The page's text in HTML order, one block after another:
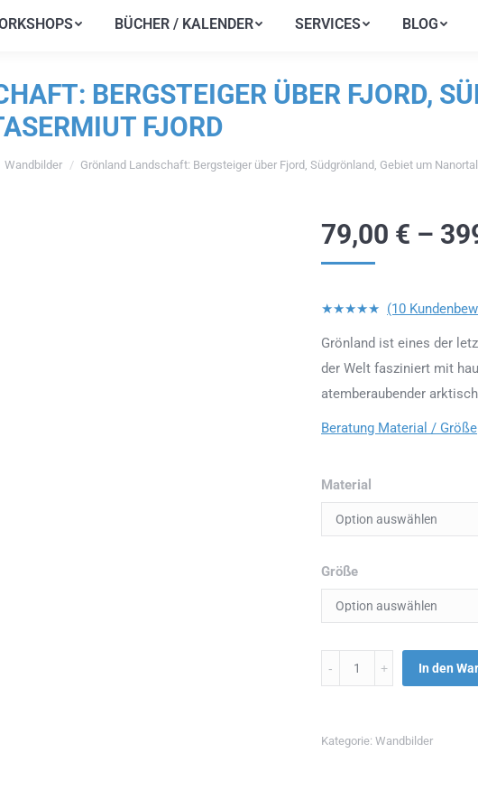
BÜCHER / KALENDER SERVICES BLOG
BERGSTEIGER ÜBER FJORD,
FJORD
sich hier:
Wandbilder Grönland Landschaft: Bergsteiger über Fjord, Südgrönland, Gebiet um
79,00 € –
★★★★★ (10
Grönland ist eines der
der Welt fasziniert mit
atemberaubender
Beratung Material / Größe
Material
Größe
Menge In den
Kategorie: Wandbilder
BÜCHER / KALENDER SERVICES BLOG